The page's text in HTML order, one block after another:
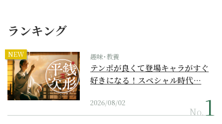
ランキング
NEW 趣味･教養
テンポが良くて登場キャラがすぐ
好きになる！スペシャル時代…
2026/08/02
No.